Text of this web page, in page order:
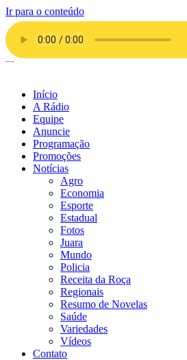
Ir para o conteúdo
Início
A Rádio
Equipe
Anuncie
Programação
Promoções
Notícias
Agro
Economia
Esporte
Estadual
Fotos
Juara
Mundo
Policia
Receita da Roça
Regionais
Resumo de Novelas
Saúde
Variedades
Vídeos
Contato